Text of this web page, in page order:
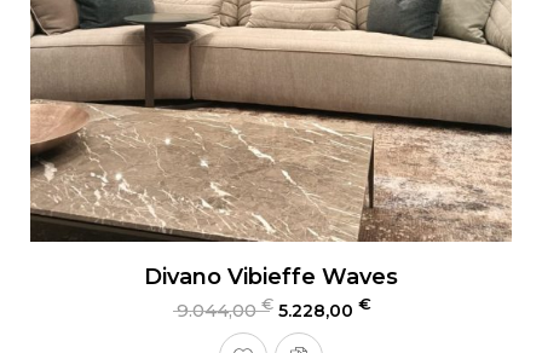
Divano Vibieffe Waves
9.044,00€ 5.228,00 €